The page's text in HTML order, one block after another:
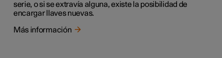
serie, o si se extravía alguna, existe la posibilidad de
encargar llaves nuevas.
Más información